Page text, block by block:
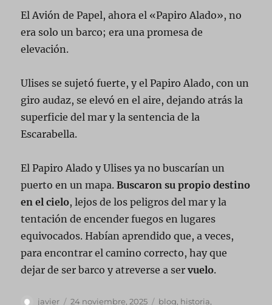
El Avión de Papel, ahora el «Papiro Alado», no
era solo un barco; era una promesa de
elevación.
Ulises se sujetó fuerte, y el Papiro Alado, con un
giro audaz, se elevó en el aire, dejando atrás la
superficie del mar y la sentencia de la
Escarabella.
El Papiro Alado y Ulises ya no buscarían un
puerto en un mapa.Buscaron su propio destino
en el cielo, lejos de los peligros del mar y la
tentación de encender fuegos en lugares
equivocados. Habían aprendido que, a veces,
para encontrar el camino correcto, hay que
dejar de ser barco y atreverse a servuelo.
Autor
javier
Publicado
24 noviembre, 2025 Categorías
blog historia